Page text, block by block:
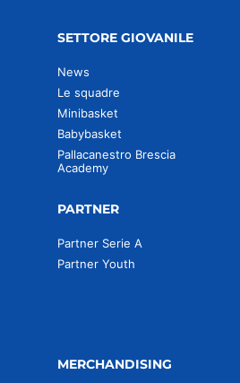
SETTORE GIOVANILE
News
Le squadre
Minibasket
Babybasket
Pallacanestro Brescia
Academy
PARTNER
Partner Serie A
Partner Youth
MERCHANDISING